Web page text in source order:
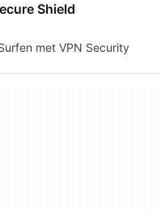
Shield
met VPN Security